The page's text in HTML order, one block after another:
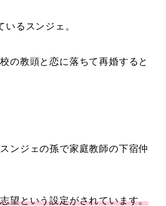
るスンジェ。
の教頭と恋に落ちて再婚すると
ンジェの孫で家庭教師の下宿仲
望という設定がされています。